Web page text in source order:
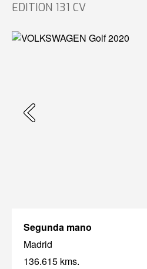
EDITION 131 CV
Segunda mano
Madrid
136.615 kms.